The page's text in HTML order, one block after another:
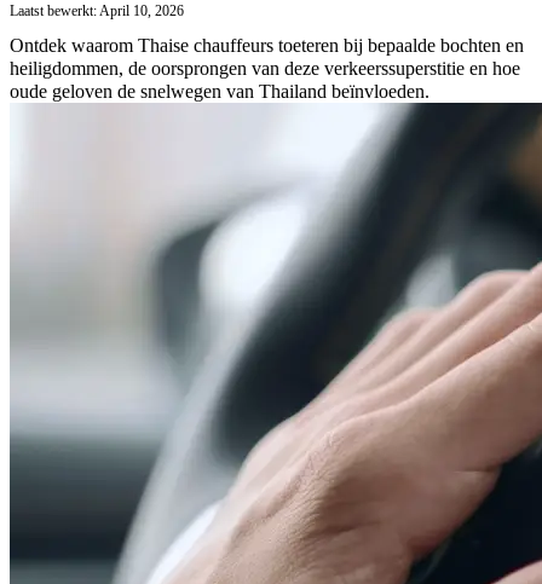
Laatst bewerkt: April 10, 2026
Ontdek waarom Thaise chauffeurs toeteren bij bepaalde bochten en
heiligdommen, de oorsprongen van deze verkeerssuperstitie en hoe
oude geloven de snelwegen van Thailand beïnvloeden.